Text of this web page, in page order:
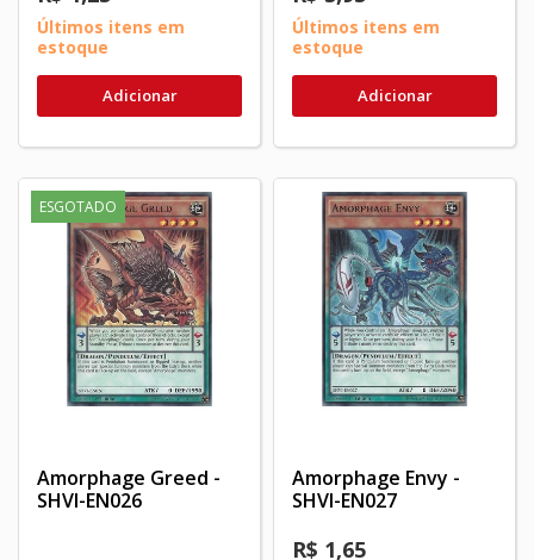
Últimos itens em
estoque
Adicionar
Últimos itens em
estoque
Adicionar
ESGOTADO
Amorphage Greed -
SHVI-EN026
Amorphage Envy -
SHVI-EN027
R$ 1,65